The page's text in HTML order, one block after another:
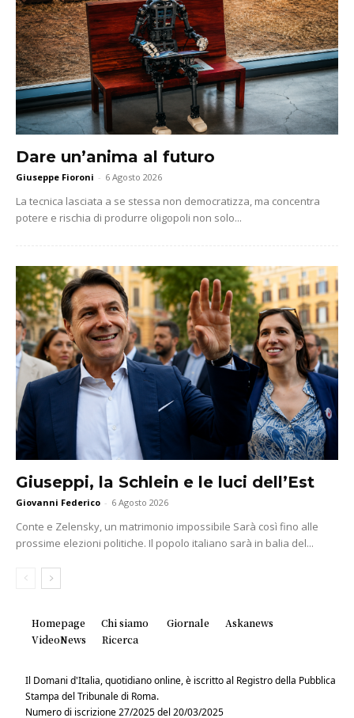
Dare un’anima al futuro
Giuseppe Fioroni - 6 Agosto 2026
La tecnica lasciata a se stessa non democratizza, ma concentra
potere e rischia di produrre oligopoli non solo...
Giuseppi, la Schlein e le luci dell’Est
Giovanni Federico - 6 Agosto 2026
Conte e Zelensky, un matrimonio impossibile Sarà così fino alle
prossime elezioni politiche. Il popolo italiano sarà in balia del...
Homepage Chi siamo Giornale
Askanews
VideoNews
Ricerca
Il Domani d'Italia, quotidiano online, è iscritto al Registro della Pubblica
Stampa del Tribunale di Roma.
Numero di iscrizione 27/2025 del 20/03/2025